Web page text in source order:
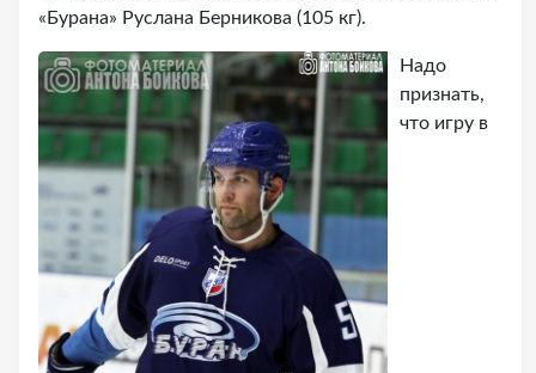
«Бурана» Руслана Берникова (105 кг).
Надо
признать,
что игру в